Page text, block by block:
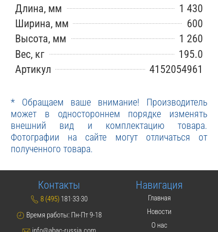
Длина, мм
1 430
Ширина, мм
600
Высота, мм
1 260
Вес, кг
195.0
Артикул
4152054961
* Обращаем ваше внимание! Производитель
может в одностороннем порядке изменять
внешний вид и комплектацию товара.
Фотографии на сайте могут отличаться от
полученного товара.
Контакты
8 (495) 181·33·30
Время работы: Пн-Пт 9-18
Навигация
Главная
Новости
О нас